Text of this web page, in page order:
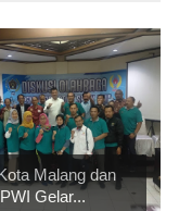
Malang dan
Gelar...